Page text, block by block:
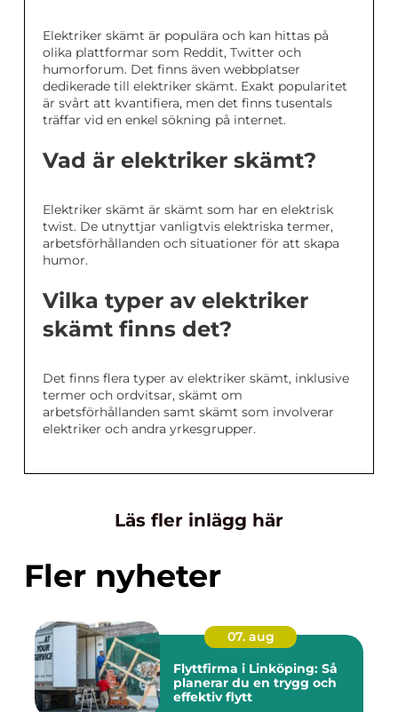
Elektriker skämt är populära och kan hittas på
olika plattformar som Reddit, Twitter och
humorforum. Det finns även webbplatser
dedikerade till elektriker skämt. Exakt popularitet
är svårt att kvantifiera, men det finns tusentals
träffar vid en enkel sökning på internet.
Vad är elektriker skämt?
Elektriker skämt är skämt som har en elektrisk
twist. De utnyttjar vanligtvis elektriska termer,
arbetsförhållanden och situationer för att skapa
humor.
Vilka typer av elektriker
skämt finns det?
Det finns flera typer av elektriker skämt, inklusive
termer och ordvitsar, skämt om
arbetsförhållanden samt skämt som involverar
elektriker och andra yrkesgrupper.
Läs fler inlägg här
Fler nyheter
07. aug
Flyttfirma i Linköping: Så
planerar du en trygg och
effektiv flytt